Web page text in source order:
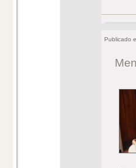
Publicado